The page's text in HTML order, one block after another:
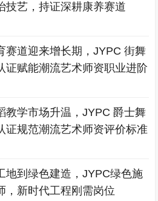
技艺，持证深耕康养赛道
赛道迎来增长期，JYPC 街舞
证赋能潮流艺术师资职业进阶
教学市场升温，JYPC 爵士舞
证规范潮流艺术师资评价标准
地到绿色建造，JYPC绿色施
，新时代工程刚需岗位